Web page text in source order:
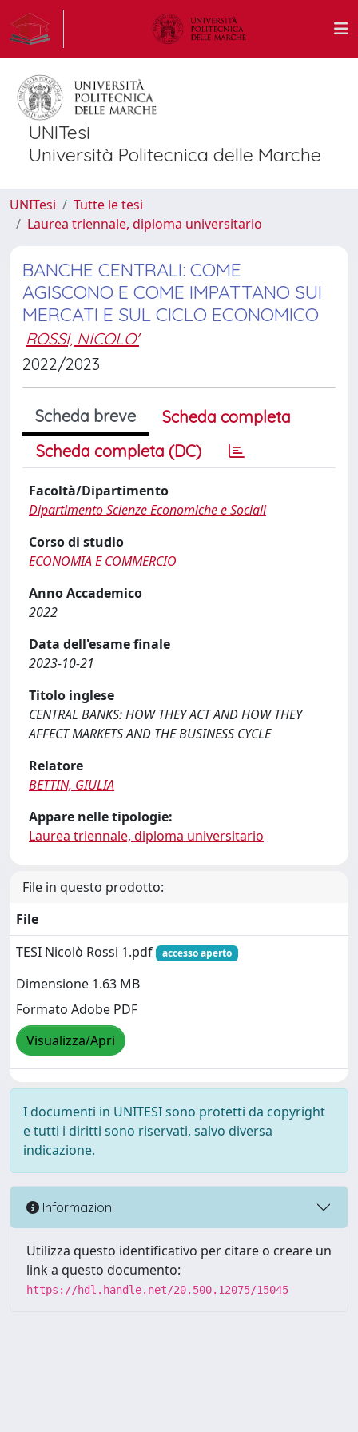
UNITesi
Università Politecnica delle Marche
UNITesi
Tutte le tesi
Laurea triennale, diploma universitario
BANCHE CENTRALI: COME
AGISCONO E COME IMPATTANO SUI
MERCATI E SUL CICLO ECONOMICO
ROSSI, NICOLO'
2022/2023
Scheda breve
Scheda completa
Scheda completa (DC)
Facoltà/Dipartimento
Dipartimento Scienze Economiche e Sociali
Corso di studio
ECONOMIA E COMMERCIO
Anno Accademico
2022
Data dell'esame finale
2023-10-21
Titolo inglese
CENTRAL BANKS: HOW THEY ACT AND HOW THEY
AFFECT MARKETS AND THE BUSINESS CYCLE
Relatore
BETTIN, GIULIA
Appare nelle tipologie:
Laurea triennale, diploma universitario
File in questo prodotto:
File
TESI Nicolò Rossi 1.pdf
accesso aperto
Dimensione 1.63 MB
Formato Adobe PDF
Visualizza/Apri
I documenti in UNITESI sono protetti da copyright
e tutti i diritti sono riservati, salvo diversa
indicazione.
Informazioni
Utilizza questo identificativo per citare o creare un
link a questo documento:
https://hdl.handle.net/20.500.12075/15045